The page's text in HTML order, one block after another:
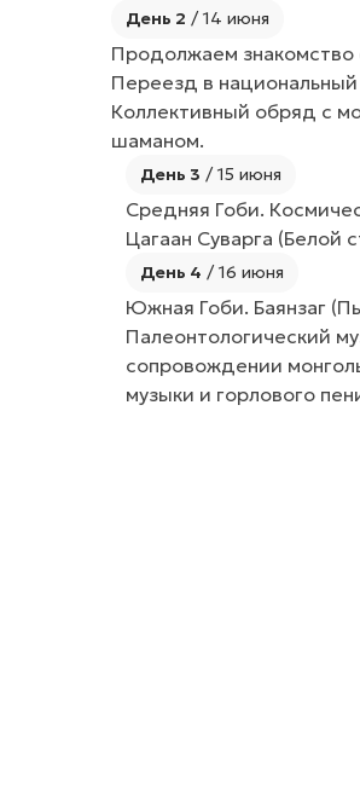
День 2 / 14 июня
Продолжаем знакомство
Переезд в национальный
Коллективный обряд с
шаманом.
День 3 / 15 июня
Средняя Гоби.
Цагаан Суварга (Белой
День 4 / 16 июня
Южная Гоби. Баянзаг
Палеонтологический
сопровождении
музыки и горлового